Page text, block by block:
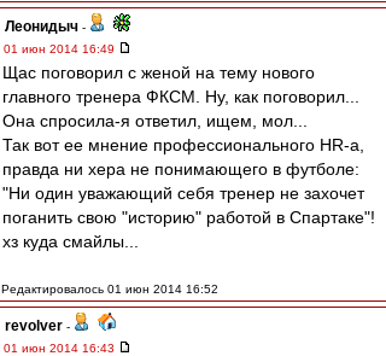
Леонидыч -
01 июн 2014 16:49
Щас поговорил с женой на тему нового
главного тренера ФКСМ. Ну, как поговорил...
Она спросила-я ответил, ищем, мол...
Так вот ее мнение профессионального HR-а,
правда ни хера не понимающего в футболе:
"Ни один уважающий себя тренер не захочет
поганить свою "историю" работой в Спартаке"!
хз куда смайлы...
Редактировалось 01 июн 2014 16:52
revolver -
01 июн 2014 16:43